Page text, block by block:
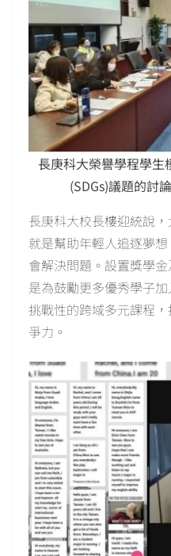
長庚科大榮譽學程學生
(SDGs)議題的討
長庚科大校長樓迎統說
就是幫助年輕人追逐夢
會解決問題。設置獎學
是為鼓勵更多優秀學子
挑戰性的跨域多元課程
爭力。